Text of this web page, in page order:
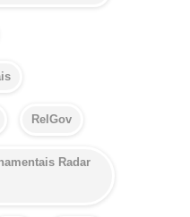
RelGov
Radar